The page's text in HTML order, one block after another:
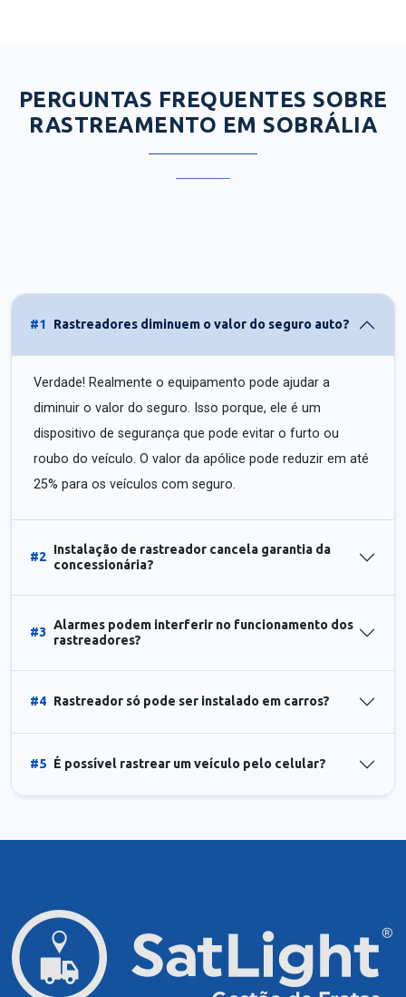
PERGUNTAS FREQUENTES SOBRE
RASTREAMENTO EM SOBRÁLIA
#1 Rastreadores diminuem o valor do seguro auto?
Verdade! Realmente o equipamento pode ajudar a
diminuir o valor do seguro. Isso porque, ele é um
dispositivo de segurança que pode evitar o furto ou
roubo do veículo. O valor da apólice pode reduzir em até
25% para os veículos com seguro.
#2
Instalação de rastreador cancela garantia da
concessionária?
#3
Alarmes podem interferir no funcionamento dos
rastreadores?
#4 Rastreador só pode ser instalado em carros?
#5 É possível rastrear um veículo pelo celular?